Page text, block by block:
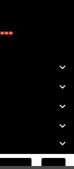





